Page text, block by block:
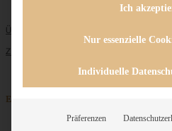
ÜBER MICH
ZUSAMMENARBEIT
Entdecken
Ich
Nur essenzielle
Individuelle
Präferenzen